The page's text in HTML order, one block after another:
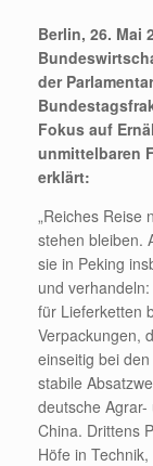
Berlin, 26. Mai
der
Fokus auf
unmittelbaren
erklärt:
„Reiches Reise
stehen bleiben.
sie in Peking
und
für Lieferketten
Verpackungen,
einseitig bei
stabile
deutsche
China. Drittens
Höfe in